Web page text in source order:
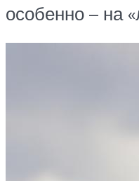
особенно – на